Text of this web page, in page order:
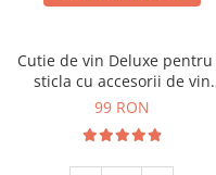
Cutie de vin Deluxe pentru
sticla cu accesorii de vin
incluse piele ecologica de
99 RON